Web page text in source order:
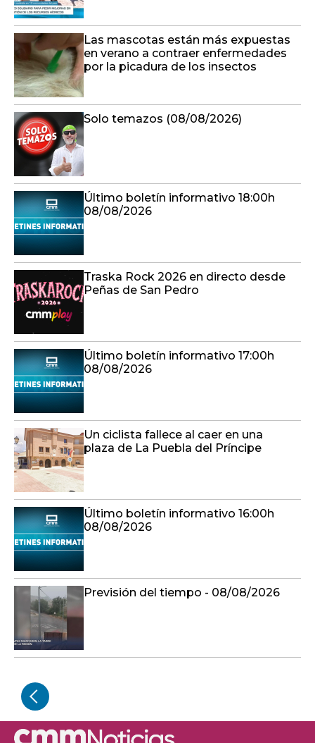
Las mascotas están más expuestas
en verano a contraer enfermedades
por la picadura de los insectos
Solo temazos (08/08/2026)
Último boletín informativo 18:00h
08/08/2026
Traska Rock 2026 en directo desde
Peñas de San Pedro
Último boletín informativo 17:00h
08/08/2026
Un ciclista fallece al caer en una
plaza de La Puebla del Príncipe
Último boletín informativo 16:00h
08/08/2026
Previsión del tiempo - 08/08/2026